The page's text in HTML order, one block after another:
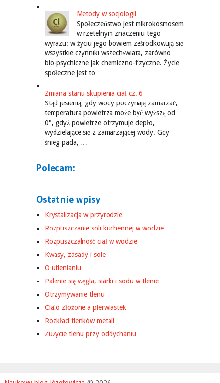
Metody w socjologii
Społeczeństwo jest mikrokosmosem
w rzetelnym znaczeniu tego
wyrazu: w życiu jego bowiem ześrodkowują się
wszystkie czynniki wszechświata, zarówno
bio-psychiczne jak chemiczno-fizyczne. Życie
społeczne jest to …
Zmiana stanu skupienia ciał cz. 6
Stąd jesienią, gdy wody poczynają zamarzać,
temperatura powietrza może być wyższą od
0°, gdyż powietrze otrzymuje ciepło,
wydzielające się z zamarzającej wody. Gdy
śnieg pada, …
Polecam:
Ostatnie wpisy
Krystalizacja w przyrodzie
Rozpuszczanie soli kuchennej w wodzie
Rozpuszczalność ciał w wodzie
Kwasy, zasady i sole
O utlenianiu
Palenie się węgla, siarki i sodu w tlenie
Otrzymywanie tlenu
Ciało złożone a pierwiastek
Rozkład tlenków metali
Zużycie tlenu przy oddychaniu